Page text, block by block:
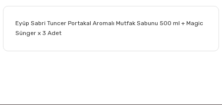
Eyüp Sabri Tuncer Portakal Aromalı Mutfak Sabunu 500 ml + Magic
Sünger x 3 Adet